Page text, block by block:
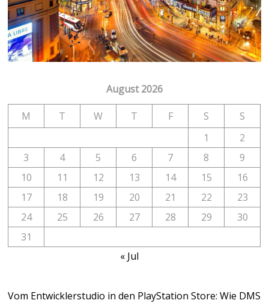
August 2026
M T W T F S
S
1
2
3
4 5 6 7 8
9
10
11 12 13 14 15
16
17
18 19 20 21 22
23
24
25 26 27 28 29
30
31
« Jul
Vom Entwicklerstudio in den PlayStation Store: Wie DMS